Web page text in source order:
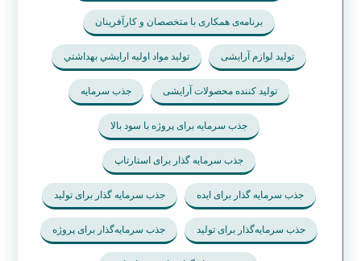
برنامه‌ی همکاری با متخصصان و کارآفرینان
تولید لوازم آرایشی تولید مواد اوليه ارايشي بهداشتي
تولید کننده محصولات آرایشی جذب سرمایه
جذب سرمایه برای پروژه با سود بالا
جذب سرمایه گذار برای استارتاپ
جذب سرمایه گذار برای ایده جذب سرمایه گذار برای تولید
جذب سرمایه‌گذار برای تولید جذب سرمایه‌گذار برای پروژه